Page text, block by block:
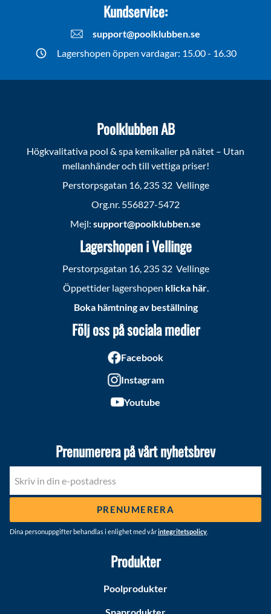
Kundservice:
support@poolklubben.se
Lagershopen öppen vardagar: 15.00 - 16.30
Poolklubben AB
Högkvalitativa pool & spa kemikalier på nätet – Utan
mellanhänder och till vettiga priser!
Perstorpsgatan 16, 235 32 Vellinge
Org.nr. 556827-5472
Mejl: support@poolklubben.se
Lagershopen i Vellinge
Perstorpsgatan 16, 235 32 Vellinge
Öppettider lagershopen klicka här.
Boka hämtning av beställning
Följ oss på sociala medier
Facebook
Instagram
Youtube
Prenumerera på vårt nyhetsbrev
PRENUMERERA
Dina personuppgifter behandlas i enlighet med vårintegritetspolicy
Produkter
Poolprodukter